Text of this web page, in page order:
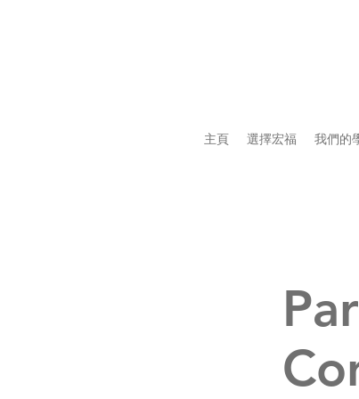
主頁 選擇宏福 我們的